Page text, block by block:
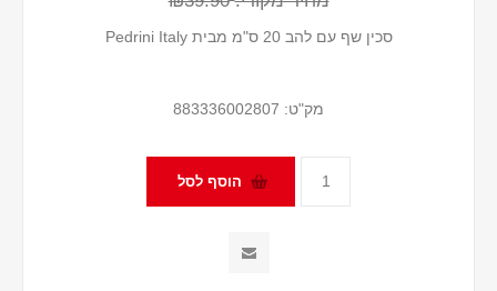
סכין שף עם להב 20 ס"מ מבית Pedrini Italy
מק"ט: 883336002807